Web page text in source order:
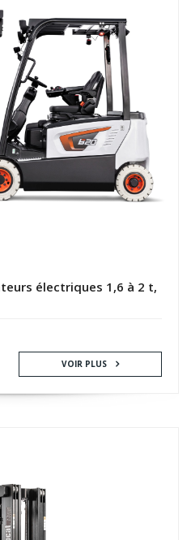
électriques 1,6 à 2 t,
VOIR PLUS